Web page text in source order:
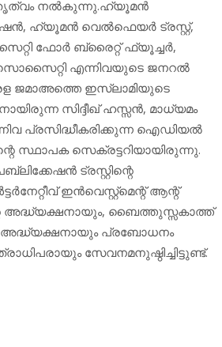
നല്‍കുന്നു.ഹ്യൂമന്‍
ഹ്യൂമന്‍ വെല്‍ഫെയര്‍ ട്രസ്റ്റ്,
ഫോര്‍ ബ്രൈറ്റ് ഫ്യൂച്ചര്‍,
എന്നിവയുടെ ജനറല്‍
ജമാഅത്തെ ഇസ്‌ലാമിയുടെ
സിദ്ദീഖ് ഹസ്സന്‍, മാധ്യമം
പ്രസിദ്ധീകരിക്കുന്ന ഐഡിയല്‍
സ്ഥാപക സെക്രട്ടറിയായിരുന്നു.
ട്രസ്റ്റിന്റെ
ഇന്‍വെസ്റ്റ്‌മെന്റ് ആന്റ്
അദ്ധ്യക്ഷനായും, ബൈത്തുസ്സകാത്ത്
പ്രബോധനം
സേവനമനുഷ്ഠിച്ചിട്ടുണ്ട്.